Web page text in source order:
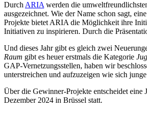
Durch ARIA werden die
ausgezeichnet. Wie der Name schon sagt,
Projekte bietet ARIA die Möglichkeit ihre
Initiativen zu inspirieren. Durch die
Und dieses Jahr gibt es gleich zwei
Raum gibt es heuer erstmals die Kategorie
GAP-Vernetzungsstellen, haben wir
unterstreichen und aufzuzeigen wie sich
Über die Gewinner-Projekte entscheidet eine
Dezember 2024 in Brüssel statt.